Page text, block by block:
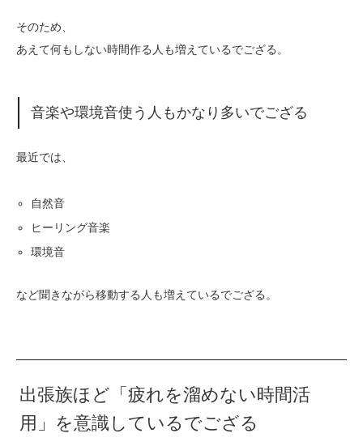
そのため、
あえて何もしない時間作る人も増えているでござる。
音楽や環境音使う人もかなり多いでござる
最近では、
自然音
ヒーリング音楽
環境音
など聞きながら移動する人も増えているでござる。
出張族ほど「疲れを溜めない時間活
用」を意識しているでござる